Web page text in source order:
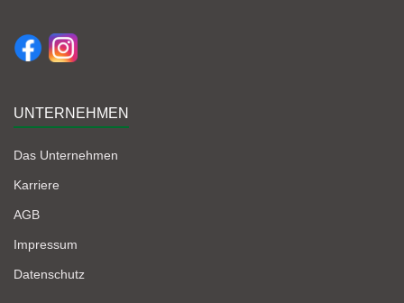
UNTERNEHMEN
Das Unternehmen
Karriere
AGB
Impressum
Datenschutz